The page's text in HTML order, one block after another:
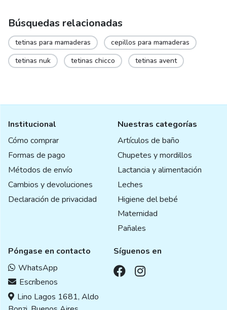
Búsquedas relacionadas
tetinas para mamaderas
cepillos para mamaderas
tetinas nuk
tetinas chicco tetinas avent
Institucional
Cómo comprar
Formas de pago
Métodos de envío
Cambios y devoluciones
Declaración de privacidad
Nuestras categorías
Artículos de baño
Chupetes y mordillos
Lactancia y alimentación
Leches
Higiene del bebé
Maternidad
Pañales
Póngase en contacto
WhatsApp
Escríbenos
Lino Lagos 1681, Aldo
Síguenos en